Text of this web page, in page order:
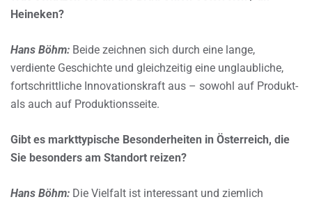
Heineken?
Hans Böhm: Beide zeichnen sich durch eine lange,
verdiente Geschichte und gleichzeitig eine unglaubliche,
fortschrittliche Innovationskraft aus – sowohl auf Produkt-
als auch auf Produktionsseite.
Gibt es markttypische Besonderheiten in Österreich, die
Sie besonders am Standort reizen?
Hans Böhm: Die Vielfalt ist interessant und ziemlich